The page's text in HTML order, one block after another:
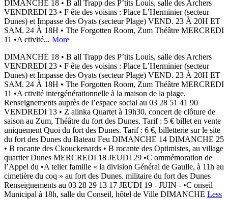
DIMANCHE 18 • B all Trapp des P’tits Louis, salle des Archers
VENDREDI 23 • F ête des voisins : Place L’Herminier (secteur
Dunes) et Impasse des Oyats (secteur Plage) VEND. 23 À 20H ET
SAM. 24 À 18H • The Forgotten Room, Zum Théâtre MERCREDI
11 •A ctivité... More
DIMANCHE 18 • B all Trapp des P’tits Louis, salle des Archers
VENDREDI 23 • F ête des voisins : Place L’Herminier (secteur
Dunes) et Impasse des Oyats (secteur Plage) VEND. 23 À 20H ET
SAM. 24 À 18H • The Forgotten Room, Zum Théâtre MERCREDI
11 •A ctivité intergénérationnelle à la maison de la plage.
Renseignements auprès de l’espace social au 03 28 51 41 90
VENDREDI 13 • Z alinka Quartet à 19h30, concert de clôture de
saison au Zum, Théâtre du fort des Dunes. Tarif : 5 € billet en vente
uniquement Quoi du fort des Dunes. Tarif : 6 €, billetterie sur le site
du fort des Dunes du Bateau Feu DIMANCHE 14 DIMANCHE 25
• B rocante des Ckouckenards • B rocante des Optimistes, au village
quartier Dunes MERCREDI 18 JEUDI 29 •C ommémoration de
l’Appel du •A telier famille « la division Général de Gaulle, à 11h au
cimetière du coq » au fort des Dunes. militaire du fort des Dunes
Renseignements au 03 28 29 13 17 JEUDI 19 - JUIN - •C onseil
Municipal à 18h, salle du Conseil, hôtel de Ville DIMANCHE Less